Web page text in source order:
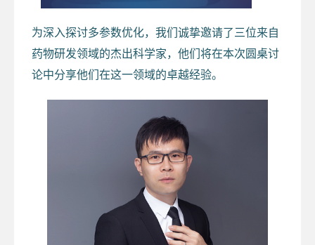
为深入探讨多参数优化，我们诚挚邀请了三位来自
药物研发领域的杰出科学家，他们将在本次圆桌讨
论中分享他们在这一领域的卓越经验。